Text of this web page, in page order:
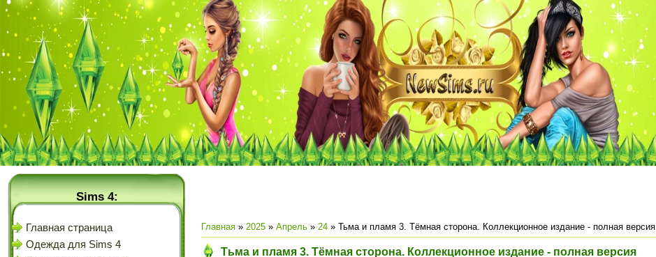
Sims 4:
Главная страница
Одежда для Sims 4
Главная » 2025 » Апрель » 24 » Тьма и пламя 3. Тёмная сторона. Коллекционное издание - полная версия
Тьма и пламя 3. Тёмная сторона. Коллекционное издание - полная версия